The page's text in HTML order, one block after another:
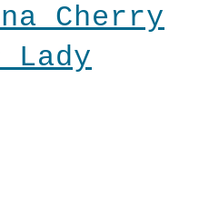
Cherry
Lady